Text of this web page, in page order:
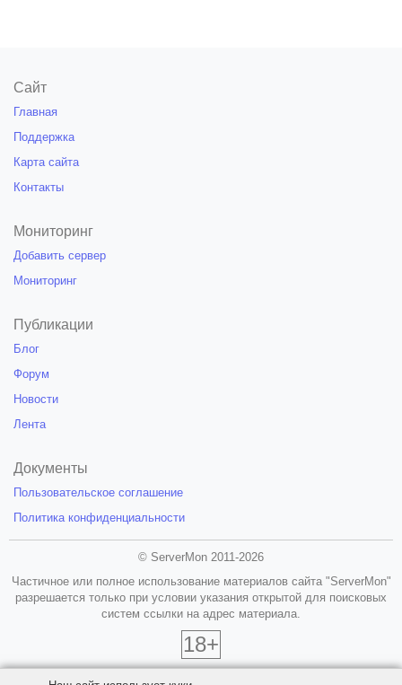
Сайт
Главная
Поддержка
Карта сайта
Контакты
Мониторинг
Добавить сервер
Мониторинг
Публикации
Блог
Форум
Новости
Лента
Документы
Пользовательское соглашение
Политика конфиденциальности
© ServerMon 2011-2026
Частичное или полное использование материалов сайта "ServerMon"
разрешается только при условии указания открытой для поисковых
систем ссылки на адрес материала.
18+